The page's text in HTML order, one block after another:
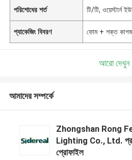
পরিশোধের শর্ত টি/টি, ওয়েস্টার্ন
প্যাকেজিং বিবরণ ফোম + শক্ত
আরো দেখুন
আমাদের সম্পর্কে
Zhongshan Rong
Lighting Co., Ltd.
প্রোফাইল